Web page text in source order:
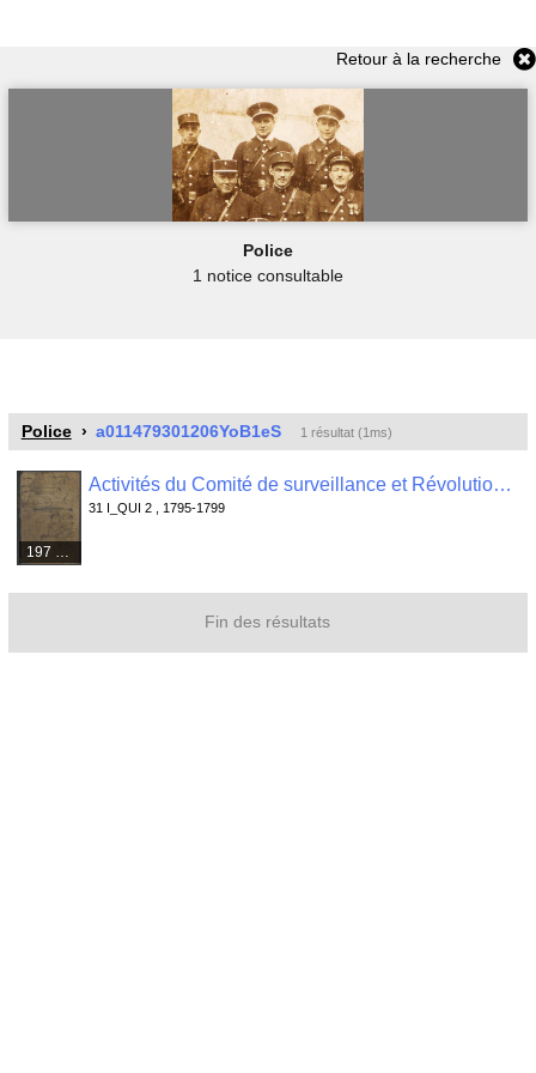
Retour à la recherche
Police
1 notice consultable
Police a011479301206YoB1eS 1 résultat (1ms)
Activités du Comité de surveillance et Révolutionnaire de Quimper Odet : registre de contrôle des passeports , 31 I_QUI 2
31 I_QUI 2 , 1795-1799
Fin des résultats